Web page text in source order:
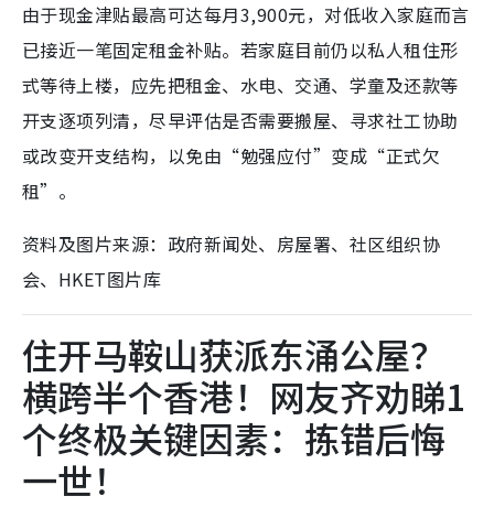
由于现金津贴最高可达每月3,900元，对低收入家庭而言
已接近一笔固定租金补贴。若家庭目前仍以私人租住形
式等待上楼，应先把租金、水电、交通、学童及还款等
开支逐项列清，尽早评估是否需要搬屋、寻求社工协助
或改变开支结构，以免由“勉强应付”变成“正式欠
租”。
资料及图片来源：政府新闻处、房屋署、社区组织协
会、HKET图片库
住开马鞍山获派东涌公屋？
横跨半个香港！网友齐劝睇1
个终极关键因素：拣错后悔
一世！